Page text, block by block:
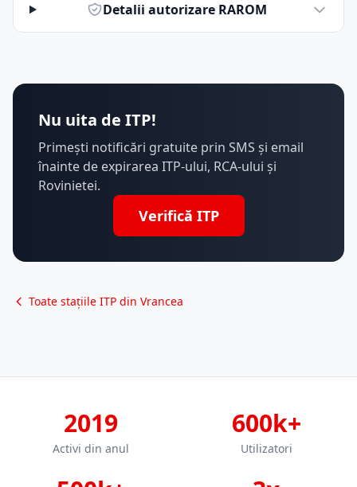
Detalii autorizare RAROM
Nu uita de ITP!
Primești notificări gratuite prin SMS și email
înainte de expirarea ITP-ului, RCA-ului și
Rovinietei.
Verifică ITP
Toate stațiile ITP din Vrancea
2019
Activi din anul
600k+
Utilizatori